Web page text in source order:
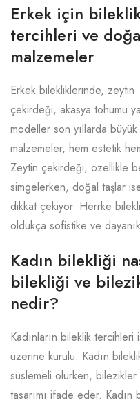
Erkek için
tercihleri ve
malzemeler
Erkek bilekliklerinde, zeytin
çekirdeği, akasya tohumu
modeller son yıllarda
malzemeler, hem estetik
Zeytin çekirdeği, özellikle
simgelerken, doğal taşlar
dikkat çekiyor. Herrke
oldukça sofistike ve
Kadın bilekliği
bilekliği ve
nedir?
Kadınların bileklik
üzerine kurulu. Kadın
süslemeli olurken,
tasarımı ifade eder.